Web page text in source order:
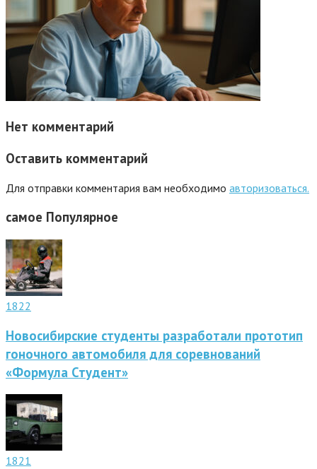
Нет комментарий
Оставить комментарий
Для отправки комментария вам необходимо авторизоваться.
самое Популярное
1822
Новосибирские студенты разработали прототип
гоночного автомобиля для соревнований
«Формула Студент»
1821